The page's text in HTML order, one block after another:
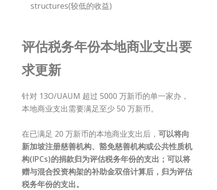
structures(较低的收益)
评估税务年份本地商业支出要
求更新
针对 13O/UAUM 超过 5000 万新币的单一家办，
本地商业支出需要满足至少 50 万新币。
在已满足 20 万新币的本地商业支出后， 可以将向
新加坡注册慈善机构、豁免慈善机构或公共性质机
构(IPCs)的捐款归为评估税务年份的支出； 可以将
赠与混合投资构架的补助金双倍计算后，归为评估
税务年份的支出。